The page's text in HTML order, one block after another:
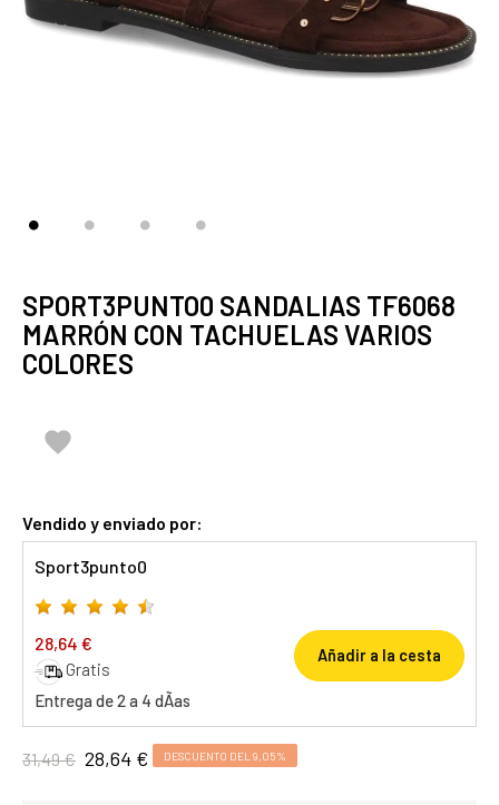
SPORT3PUNTO0 SANDALIAS TF6068
MARRÓN CON TACHUELAS VARIOS
COLORES

Vendido y enviado por:
Sport3punto0
28,64 €
Gratis
Entrega de 2 a 4 dÃ­as
Añadir a la cesta
31,49 € 28,64 € DESCUENTO DEL 9,05%